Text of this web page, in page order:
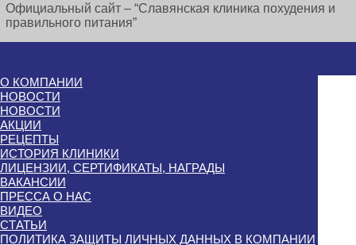
Официальный сайт – “Славянская клиника похудения и
правильного питания”
О КОМПАНИИ
НОВОСТИ
НОВОСТИ
АКЦИИ
РЕЦЕПТЫ
ИСТОРИЯ КЛИНИКИ
ЛИЦЕНЗИИ, СЕРТИФИКАТЫ, НАГРАДЫ
ВАКАНСИИ
ПРЕССА О НАС
ВИДЕО
СТАТЬИ
ПОЛИТИКА ЗАЩИТЫ ЛИЧНЫХ ДАННЫХ В КОМПАНИИ